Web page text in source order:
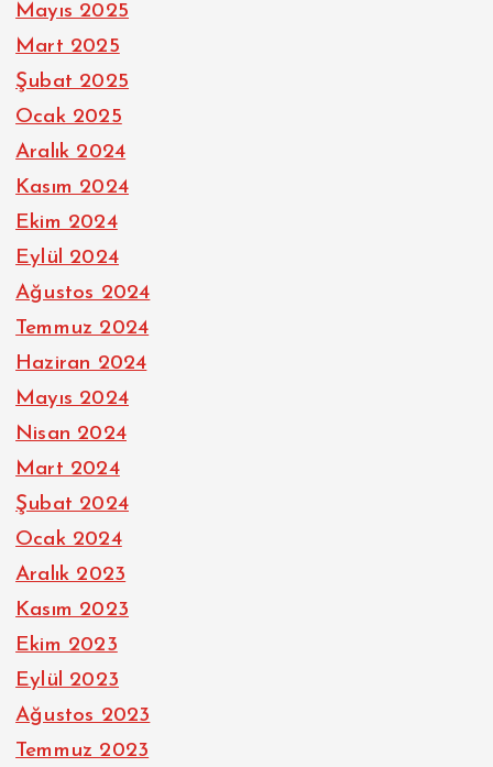
Mayıs 2025
Mart 2025
Şubat 2025
Ocak 2025
Aralık 2024
Kasım 2024
Ekim 2024
Eylül 2024
Ağustos 2024
Temmuz 2024
Haziran 2024
Mayıs 2024
Nisan 2024
Mart 2024
Şubat 2024
Ocak 2024
Aralık 2023
Kasım 2023
Ekim 2023
Eylül 2023
Ağustos 2023
Temmuz 2023